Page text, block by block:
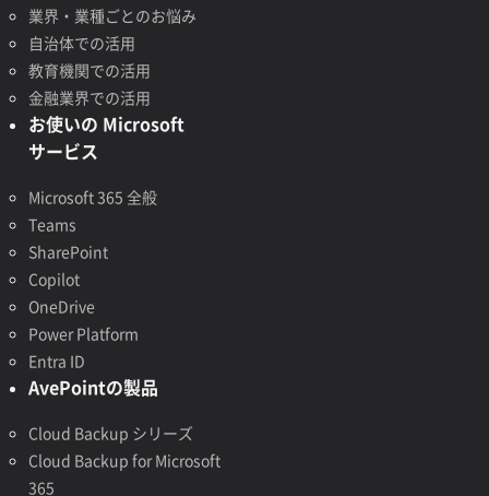
業界・業種ごとのお悩み
自治体での活用
教育機関での活用
金融業界での活用
お使いの Microsoft
サービス
Microsoft 365 全般
Teams
SharePoint
Copilot
OneDrive
Power Platform
Entra ID
AvePointの製品
Cloud Backup シリーズ
Cloud Backup for Microsoft
365